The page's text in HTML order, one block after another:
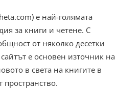
е най-голямата
за книги и четене. С
от няколко десетки
е основен източник на
в света на книгите в
пространство.